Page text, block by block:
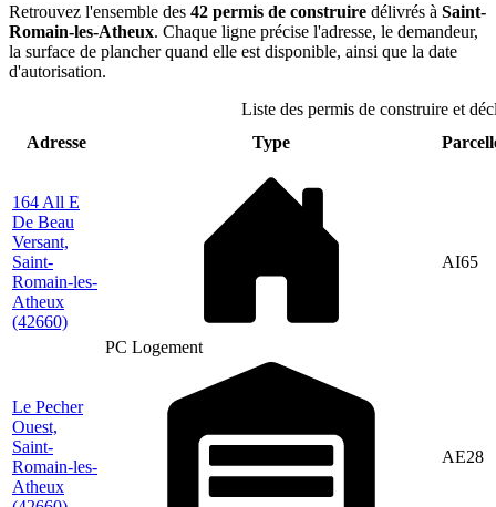
Retrouvez l'ensemble des 42 permis de construire délivrés à Saint-
Romain-les-Atheux. Chaque ligne précise l'adresse, le demandeur,
la surface de plancher quand elle est disponible, ainsi que la date
d'autorisation.
Liste des permis de construire et
Adresse
Type
164 All E
De Beau
Versant,
Saint-
Romain-les-
Atheux
(42660)
PC Logement
AI65
Le Pecher
Ouest,
Saint-
Romain-les-
Atheux
AE28